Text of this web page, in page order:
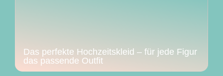
Das perfekte Hochzeitskleid – für jede Figur
das passende Outfit